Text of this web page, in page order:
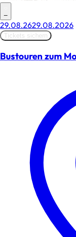
–
29.08.2629.08.2026
Tickets sichern
Bustouren zum